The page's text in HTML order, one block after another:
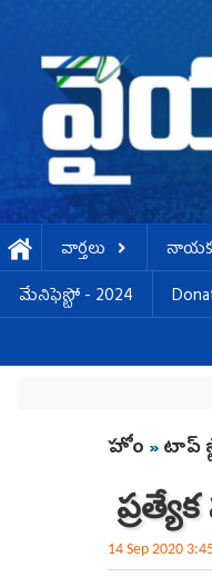
వార్తలు
మేనిఫెస్టో - 2024
You are
హోం »టాప్
14 Sep 2020